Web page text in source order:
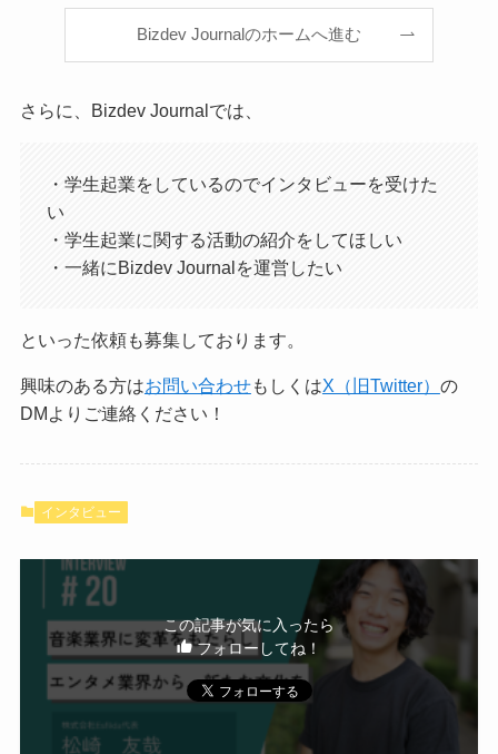
Bizdev Journalのホームへ進む
さらに、Bizdev Journalでは、
・学生起業をしているのでインタビューを受けた
い
・学生起業に関する活動の紹介をしてほしい
・一緒にBizdev Journalを運営したい
といった依頼も募集しております。
興味のある方はお問い合わせもしくはX（旧Twitter） の
DMよりご連絡ください！
インタビュー
この記事が気に入ったら
フォローしてね！